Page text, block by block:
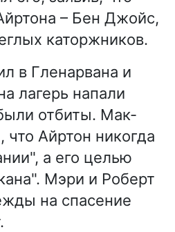
– Бен Джойс,
каторжников.
в Гленарвана и
лагерь напали
отбиты. Мак-
что Айртон никогда
а его целью
Мэри и Роберт
на спасение